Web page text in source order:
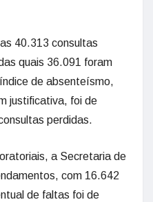
40.313 consultas
quais 36.091 foram
de absenteísmo,
justificativa, foi de
perdidas.
a Secretaria de
com 16.642
de faltas foi de